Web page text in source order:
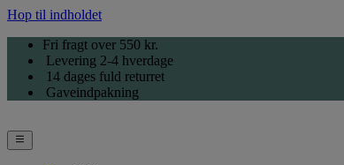
Hop til indholdet
Fri fragt over 550 kr.
Levering 2-4 hverdage
14 dages fuld returret
Gaveindpakning